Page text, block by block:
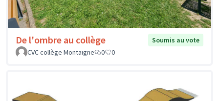
De l'ombre au collège
Soumis au vote
CVC collège Montaigne
0 0